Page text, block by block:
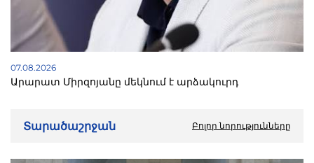
07.08.2026
Արարատ Միրզոյանը մեկնում է արձակուրդ
Տարածաշրջան Բոլոր նորությունները